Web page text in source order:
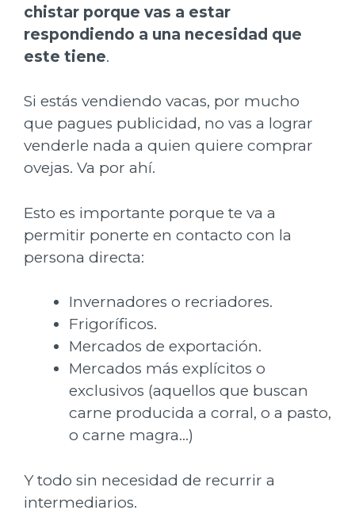
chistar porque vas a estar
respondiendo a una necesidad que
este tiene.
Si estás vendiendo vacas, por mucho
que pagues publicidad, no vas a lograr
venderle nada a quien quiere comprar
ovejas. Va por ahí.
Esto es importante porque te va a
permitir ponerte en contacto con la
persona directa:
Invernadores o recriadores.
Frigoríficos.
Mercados de exportación.
Mercados más explícitos o
exclusivos (aquellos que buscan
carne producida a corral, o a pasto,
o carne magra…)
Y todo sin necesidad de recurrir a
intermediarios.